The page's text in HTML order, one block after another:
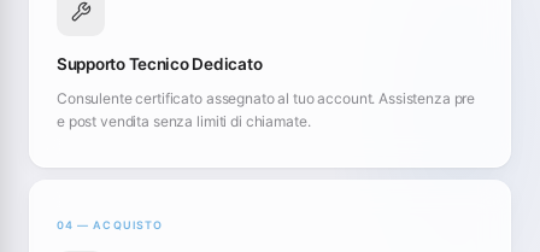
Supporto Tecnico Dedicato
Consulente certificato assegnato al tuo account. Assistenza pre
e post vendita senza limiti di chiamate.
04 — ACQUISTO